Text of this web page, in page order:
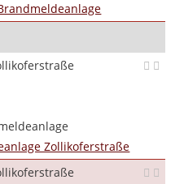
Zollikoferstraße